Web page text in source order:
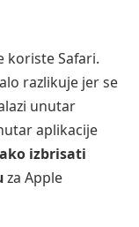
koriste Safari.
razlikuje jer se
unutar
aplikacije
izbrisati
za Apple